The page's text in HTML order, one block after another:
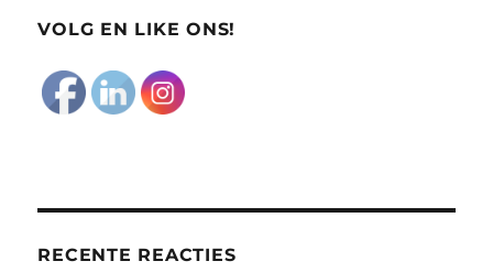
VOLG EN LIKE ONS!
RECENTE REACTIES